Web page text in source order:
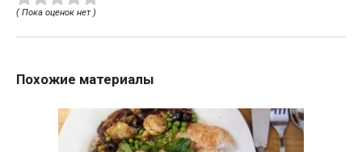
( Пока оценок нет )
Похожие материалы